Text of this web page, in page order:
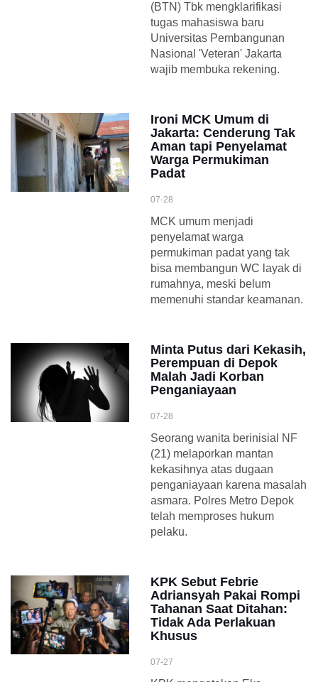
(BTN) Tbk mengklarifikasi
tugas mahasiswa baru
Universitas Pembangunan
Nasional 'Veteran' Jakarta
wajib membuka rekening.
Ironi MCK Umum di
Jakarta: Cenderung Tak
Aman tapi Penyelamat
Warga Permukiman
Padat
07-28
MCK umum menjadi
penyelamat warga
permukiman padat yang tak
bisa membangun WC layak di
rumahnya, meski belum
memenuhi standar keamanan.
Minta Putus dari Kekasih,
Perempuan di Depok
Malah Jadi Korban
Penganiayaan
07-28
Seorang wanita berinisial NF
(21) melaporkan mantan
kekasihnya atas dugaan
penganiayaan karena masalah
asmara. Polres Metro Depok
telah memproses hukum
pelaku.
KPK Sebut Febrie
Adriansyah Pakai Rompi
Tahanan Saat Ditahan:
Tidak Ada Perlakuan
Khusus
07-27